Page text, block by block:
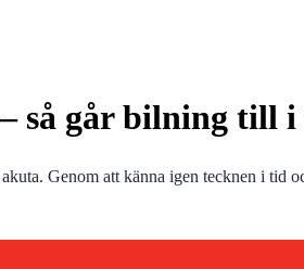
så går bilning till
Genom att känna igen tecknen i tid